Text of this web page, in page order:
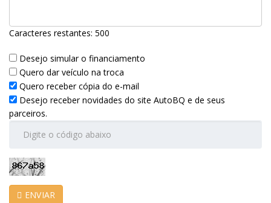
Caracteres restantes: 500
Desejo simular o financiamento
Quero dar veículo na troca
Quero receber cópia do e-mail
Desejo receber novidades do site AutoBQ e de seus
parceiros.
ENVIAR